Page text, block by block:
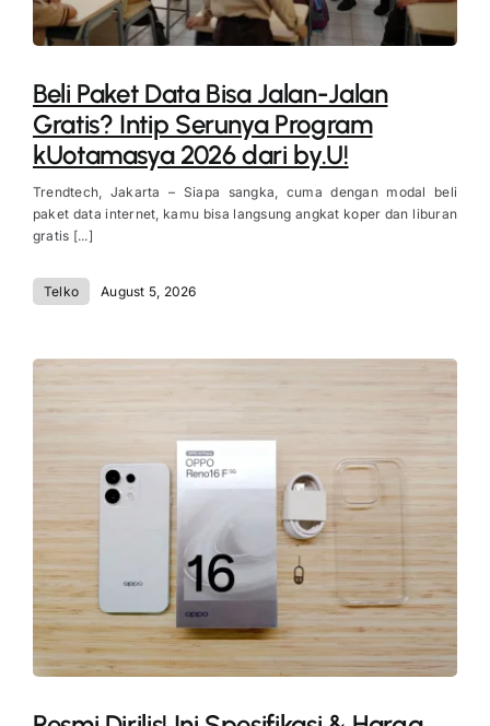
Beli Paket Data Bisa Jalan-Jalan
Gratis? Intip Serunya Program
kUotamasya 2026 dari by.U!
Trendtech, Jakarta – Siapa sangka, cuma dengan modal beli
paket data internet, kamu bisa langsung angkat koper dan liburan
gratis [...]
Telko August 5, 2026